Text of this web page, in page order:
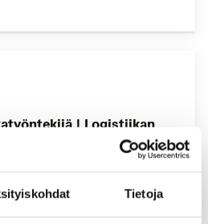
Tietoja
| Logistiikan